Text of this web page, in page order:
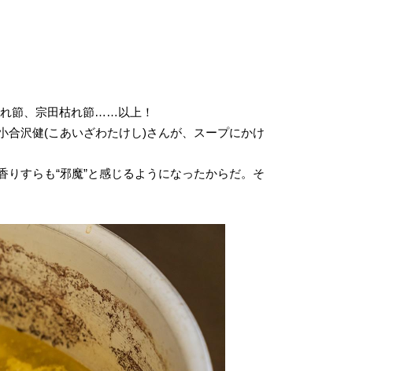
れ節、宗田枯れ節……以上！
合沢健(こあいざわたけし)さんが、スープにかけ
すらも“邪魔”と感じるようになったからだ。そ